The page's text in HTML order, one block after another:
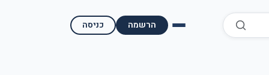
כניסה הרשמה